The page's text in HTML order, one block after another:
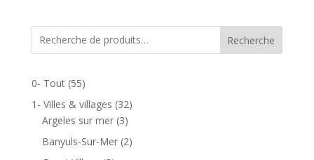
20,00 €
à
Recherche
0- Tout(55)
1- Villes & villages (32)
Argeles sur mer(3)
Banyuls-Sur-Mer(2)